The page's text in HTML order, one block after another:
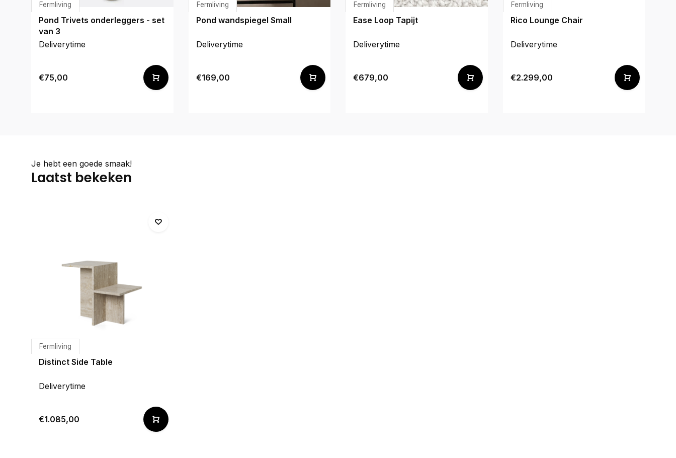
Fermliving
Pond Trivets onderleggers - set
van 3
Deliverytime
€75,00
Fermliving
Pond wandspiegel Small
Deliverytime
€169,00
Fermliving
Ease Loop Tapijt
Deliverytime
€679,00
Fermliving
Rico Lounge Chair
Deliverytime
€2.299,00
Je hebt een goede smaak!
Laatst bekeken
Fermliving
Distinct Side Table
Deliverytime
€1.085,00